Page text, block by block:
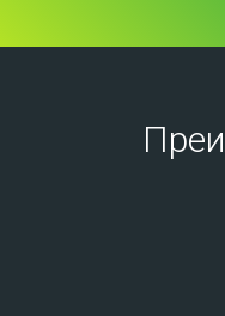
обеспечения
организации
соответствуют